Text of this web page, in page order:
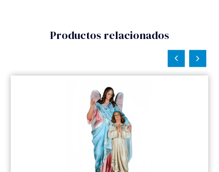
Productos relacionados